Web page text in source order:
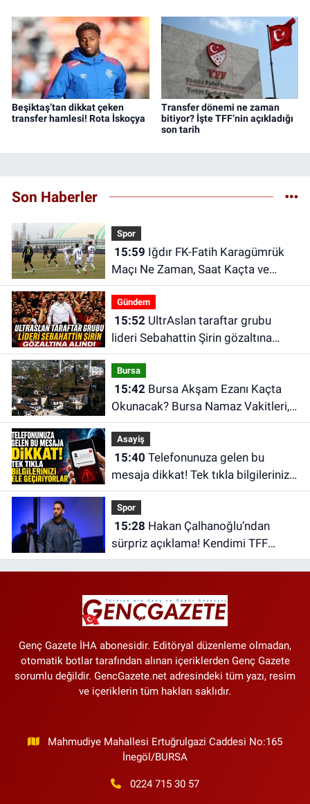
Beşiktaş’tan dikkat çeken
transfer hamlesi! Rota İskoçya
Transfer dönemi ne zaman
bitiyor? İşte TFF’nin açıkladığı
son tarih
Son Haberler
Spor
15:59
Maçı Ne Zaman, Saat Kaçta ve
Hangi Kanalda?
Gündem
15:52UltrAslan taraftar grubu
lideri Sebahattin Şirin gözaltına
alındı | Sebahattin Şirin kimdir?
Bursa
15:42Bursa Akşam Ezanı Kaçta
Okunacak? Bursa Namaz Vakitleri,
Bursa Ezan Saatleri | 09 Ağustos
2026 Pazar
Asayiş
15:40
mesaja dikkat! Tek tıkla bilgilerinizi
ele geçiriyorlar
Spor
15:28
sürpriz açıklama! Kendimi TFF
Başkanı olarak görüyorum
Genç Gazete İHA abonesidir. Editöryal düzenleme olmadan,
otomatik botlar tarafından alınan içeriklerden Genç Gazete
sorumlu değildir. GencGazete.net adresindeki tüm yazı, resim
ve içeriklerin tüm hakları saklıdır.
Mahmudiye Mahallesi Ertuğrulgazi Caddesi No:165
İnegöl/BURSA
0224 715 30 57